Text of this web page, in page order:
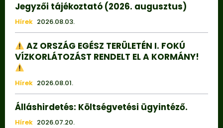
Jegyzői tájékoztató (2026. augusztus)
Hírek 2026.08.03.
AZ ORSZÁG EGÉSZ TERÜLETÉN I. FOKÚ
VÍZKORLÁTOZÁST RENDELT EL A KORMÁNY!
Hírek 2026.08.01.
Álláshirdetés: Költségvetési ügyintéző.
Hírek 2026.07.20.